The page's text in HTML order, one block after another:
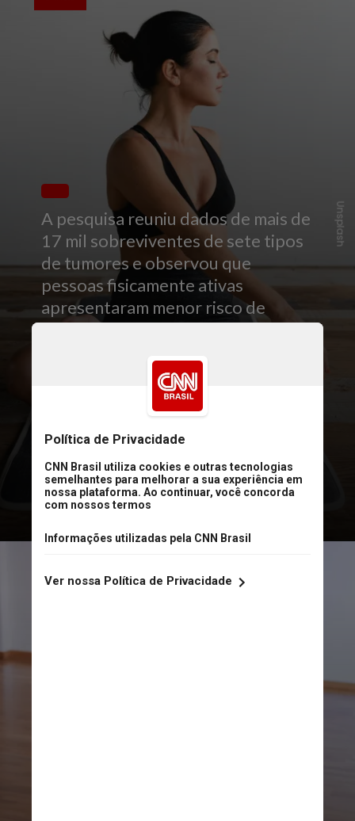
A pesquisa reuniu dados de mais de
17 mil sobreviventes de sete tipos
de tumores e observou que
pessoas fisicamente ativas
apresentaram menor risco de
morte relacionada à doença
Unsplash